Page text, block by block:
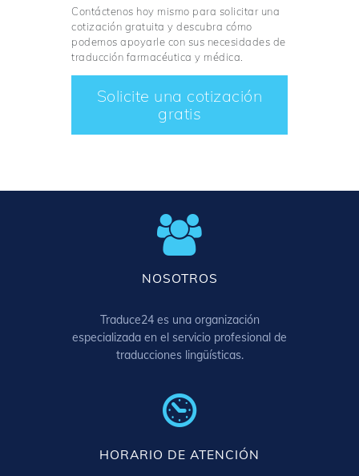
Contáctenos hoy mismo para solicitar una
cotización gratuita y descubra cómo
podemos apoyarle con sus necesidades de
traducción farmacéutica y médica.
Solicite una cotización
gratis
NOSOTROS
Traduce24 es una organización
especializada en el servicio profesional de
traducciones lingüísticas.
HORARIO DE ATENCIÓN